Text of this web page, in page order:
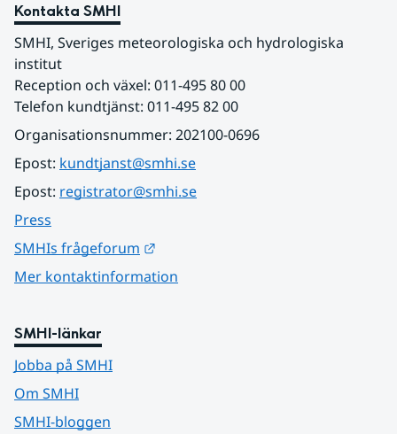
Kontakta SMHI
SMHI, Sveriges meteorologiska och hydrologiska
institut
Reception och växel: 011-495 80 00
Telefon kundtjänst: 011-495 82 00
Organisationsnummer: 202100-0696
Epost: kundtjanst@smhi.se
Epost: registrator@smhi.se
Press
SMHIs frågeforum
Mer kontaktinformation
SMHI-länkar
Jobba på SMHI
Om SMHI
SMHI-bloggen